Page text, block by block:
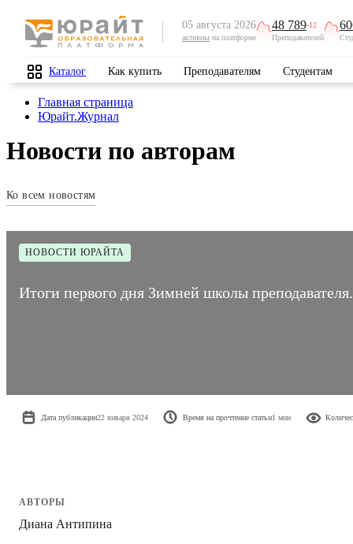
05 августа 2026
активны на платформе
48 789-12
Преподавателей
Каталог Как купить Преподавателям Студентам
Главная страница
Юрайт.Журнал
Новости по авторам
Ко всем новостям
НОВОСТИ ЮРАЙТА
Итоги первого дня Зимней школы преподавателя.
Дата публикации22 января 2024 Время на прочтение статьи1 мин
АВТОРЫ
Диана Антипина